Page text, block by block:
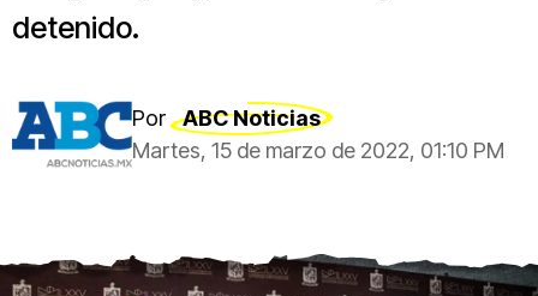
detenido.
Por
ABC Noticias
Martes, 15 de marzo de 2022, 01:10 PM